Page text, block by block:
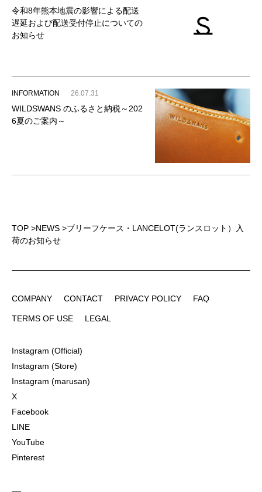
令和8年熊本地震の影響による配送
遅延および配送受付停止についての
お知らせ
INFORMATION 26.07.31
WILDSWANS のふるさと納税～202
6夏のご案内～
TOP >NEWS >ブリーフケース・LANCELOT(ランスロット）入
荷のお知らせ
COMPANY
CONTACT
PRIVACY POLICY
FAQ
TERMS OF USE
LEGAL
Instagram (Official)
Instagram (Store)
Instagram (marusan)
X
Facebook
LINE
YouTube
Pinterest